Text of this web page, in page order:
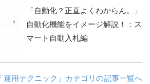
「自動化？正直よくわからん。」
自動化機能をイメージ解説！：ス
マート自動入札編
「運用テクニック」カテゴリの記事一覧へ